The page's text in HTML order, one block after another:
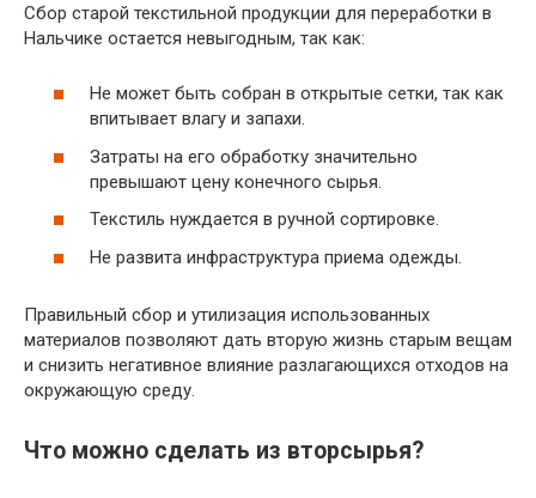
Сбор старой текстильной продукции для переработки в
Нальчике остается невыгодным, так как:
Не может быть собран в открытые сетки, так как
впитывает влагу и запахи.
Затраты на его обработку значительно
превышают цену конечного сырья.
Текстиль нуждается в ручной сортировке.
Не развита инфраструктура приема одежды.
Правильный сбор и утилизация использованных
материалов позволяют дать вторую жизнь старым вещам
и снизить негативное влияние разлагающихся отходов на
окружающую среду.
Что можно сделать из вторсырья?